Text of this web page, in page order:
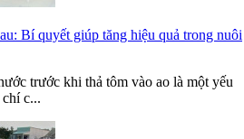
Bí quyết giúp tăng hiệu quả trong nuôi
trước khi thả tôm vào ao là một yếu
c...